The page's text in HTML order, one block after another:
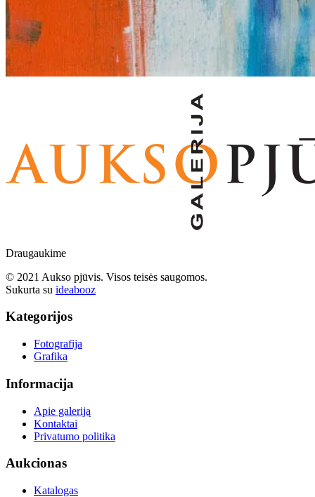
Draugaukime
© 2021 Aukso pjūvis. Visos teisės saugomos.
Sukurta su ideabooz
Kategorijos
Fotografija
Grafika
Informacija
Apie galeriją
Kontaktai
Privatumo politika
Aukcionas
Katalogas